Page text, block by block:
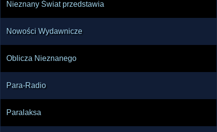
Nieznany Świat przedstawia
Nowości Wydawnicze
Oblicza Nieznanego
Para-Radio
Paralaksa